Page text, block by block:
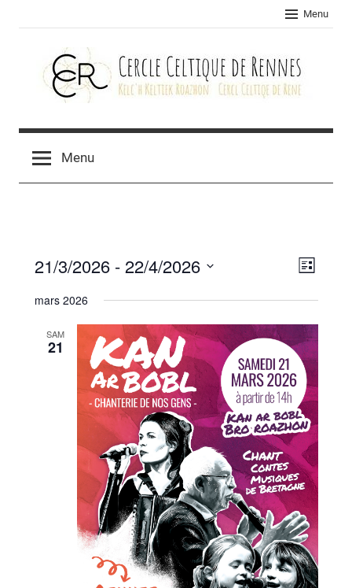
Menu
Cercle
celtique
Menu
par
Liste
21/3/2026 - 22/4/2026
date.
mars 2026
SAM
21